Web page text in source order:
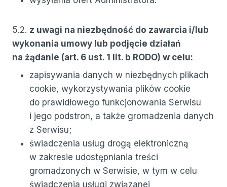
5.2. z uwagi na niezbędność do zawarcia i/lub
wykonania umowy lub podjęcie działań
na żądanie (art. 6 ust. 1 lit. b RODO) w celu:
zapisywania danych w niezbędnych plikach
cookie, wykorzystywania plików cookie
do prawidłowego funkcjonowania Serwisu
i jego podstron, a także gromadzenia danych
z Serwisu;
świadczenia usług drogą elektroniczną
w zakresie udostępniania treści
gromadzonych w Serwisie, w tym w celu
świadczenia usługi związanej